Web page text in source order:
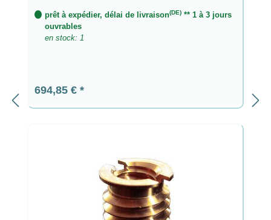
prêt à expédier, délai de livraison(DE)** 1 à 3 jours
ouvrables
en stock: 1
Prix régulier :
694,85 €